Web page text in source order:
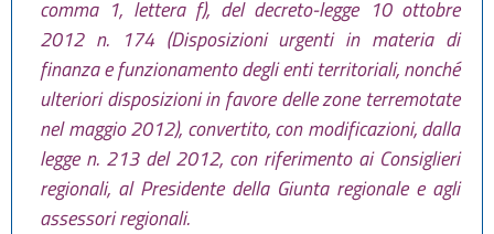
comma 1, lettera f), del decreto-legge 10 ottobre
2012 n. 174 (Disposizioni urgenti in materia di
finanza e funzionamento degli enti territoriali, nonché
ulteriori disposizioni in favore delle zone terremotate
nel maggio 2012), convertito, con modificazioni, dalla
legge n. 213 del 2012, con riferimento ai Consiglieri
regionali, al Presidente della Giunta regionale e agli
assessori regionali.